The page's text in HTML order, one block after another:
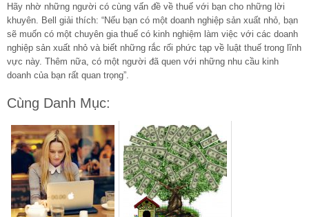
Hãy nhờ những người có cùng vấn đề về thuế với bạn cho những lời
khuyên. Bell giải thích: “Nếu bạn có một doanh nghiệp sản xuất nhỏ, bạn
sẽ muốn có một chuyên gia thuế có kinh nghiệm làm việc với các doanh
nghiệp sản xuất nhỏ và biết những rắc rối phức tạp về luật thuế trong lĩnh
vực này. Thêm nữa, có một người đã quen với những nhu cầu kinh
doanh của bạn rất quan trọng”.
Cùng Danh Mục: